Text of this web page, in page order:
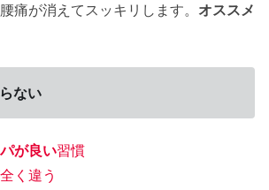
痛が消えてスッキリします。 オススメ
ない
が良い習慣
く違う